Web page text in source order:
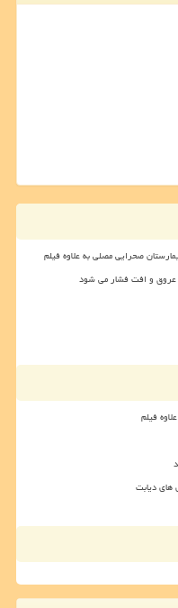
و افت فشار می شود
فیلم
های دیابت